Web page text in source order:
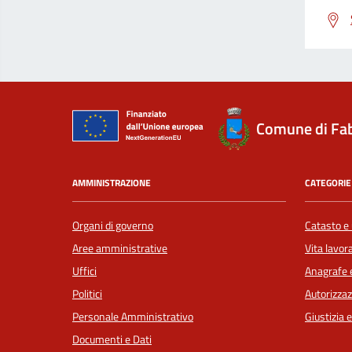
Comune di
AMMINISTRAZIONE
Organi di governo
Aree amministrative
Uffici
Politici
Personale Amministrativo
Documenti e Dati
Catasto
Vita
Anagrafe
Giustizia